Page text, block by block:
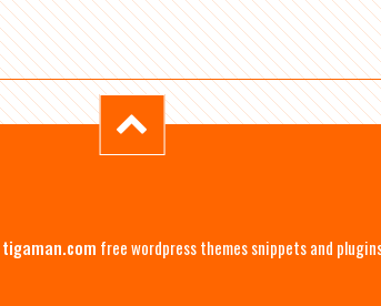
tigaman.com free wordpress themes snippets and